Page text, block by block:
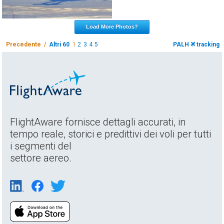
Load More Photos?
Precedente / Altri 60 1 2 3 4 5 PALH tracking
FlightAware fornisce dettagli accurati, in
tempo reale, storici e predittivi dei voli per tutti
i segmenti del
settore aereo.